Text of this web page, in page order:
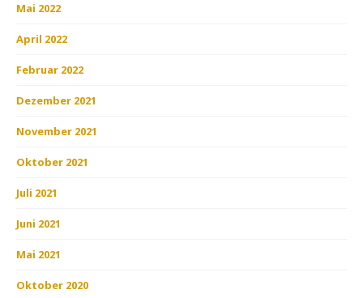
Mai 2022
April 2022
Februar 2022
Dezember 2021
November 2021
Oktober 2021
Juli 2021
Juni 2021
Mai 2021
Oktober 2020